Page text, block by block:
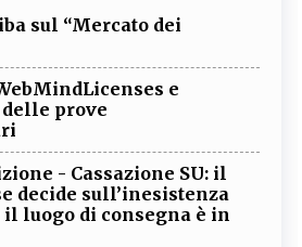
TEAM
PARTNER COLLABORA CON NOI
EXTRA
PROCEEDINGS PUBBLICITÀ CONTATTI
sul “Mercato dei
e
prove
- Cassazione SU: il
decide sull’inesistenza
luogo di consegna è in